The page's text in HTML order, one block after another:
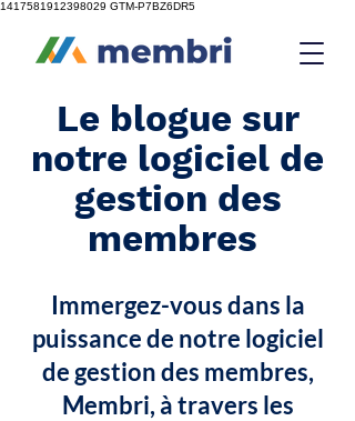
1417581912398029 GTM-P7BZ6DR5
Le blogue sur
notre logiciel de
gestion des
membres
Immergez-vous dans la
puissance de notre logiciel
de gestion des membres,
Membri, à travers les